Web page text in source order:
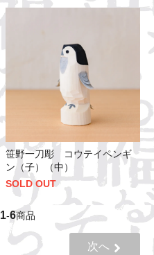
笹野一刀彫 コウテイペンギ
ン（子）（中）
SOLD OUT
1-6商品
次へ